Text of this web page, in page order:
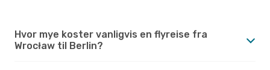
Hvor mye koster vanligvis en flyreise fra
Wrocław til Berlin?